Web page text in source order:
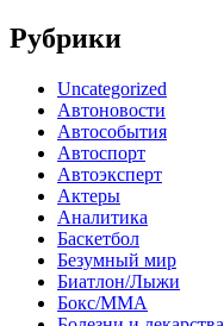
Рубрики
Uncategorized
Автоновости
Автособытия
Автоспорт
Автоэксперт
Актеры
Аналитика
Баскетбол
Безумный мир
Биатлон/Лыжи
Бокс/MMA